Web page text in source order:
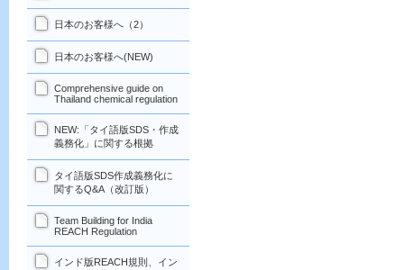
日本のお客様へ（2）
日本のお客様へ(NEW)
Comprehensive guide on
Thailand chemical regulation
NEW:「タイ語版SDS・作成
義務化」に関する根拠
タイ語版SDS作成義務化に
関するQ&A（改訂版）
Team Building for India
REACH Regulation
インド版REACH規則、イン